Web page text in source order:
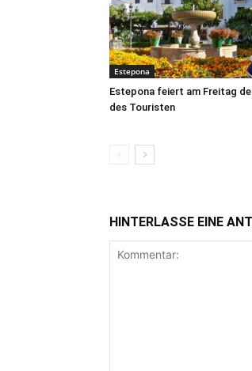
Estepona
Estepona feiert am Freitag
des Touristen
HINTERLASSE EINE